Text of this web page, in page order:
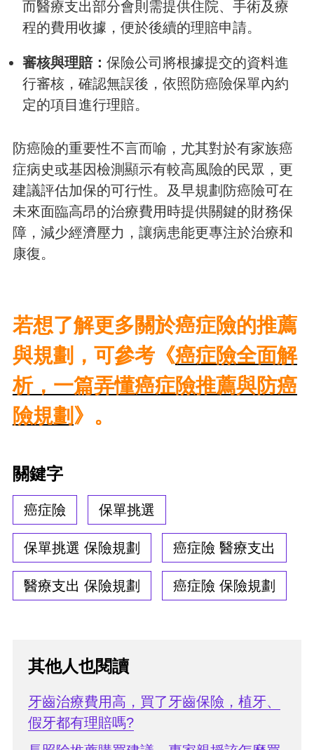
而醫療支出部分會則需提供住院、手術及療
程的費用收據，便於後續的理賠申請。
審核與理賠： 保險公司將根據提交的資料進
行審核，確認無誤後，依照防癌險保單內約
定的項目進行理賠。
防癌險的重要性不言而喻，尤其對於有家族癌
症病史或基因檢測顯示有較高風險的民眾，更
建議評估加保的可行性。及早規劃防癌險可在
未來面臨高昂的治療費用時提供關鍵的財務保
障，減少經濟壓力，讓病患能更專注於治療和
康復。
若想了解更多關於癌症險的推薦
與規劃，可參考《癌症險全面解
析，一篇弄懂癌症險推薦與防癌
險規劃 》。
關鍵字
癌症險 保單挑選
保單挑選 保險規劃 癌症險 醫療支出
醫療支出 保險規劃 癌症險 保險規劃
其他人也閱讀
牙齒治療費用高，買了牙齒保險，植牙、
假牙都有理賠嗎?